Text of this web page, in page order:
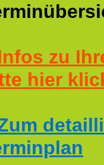
zu
hier